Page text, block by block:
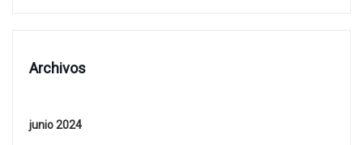
Archivos
junio 2024